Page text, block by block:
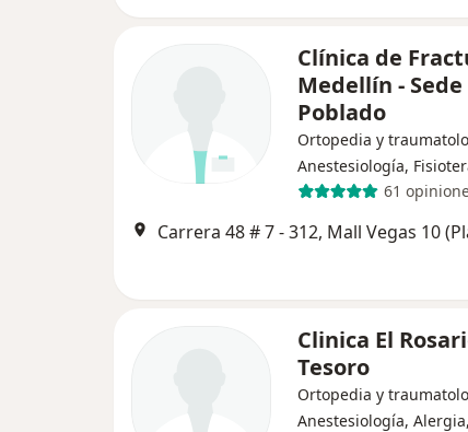
Clínica de
Medellín - Sede
Poblado
Ortopedia y
Anestesiología,
61
Clinica El
Tesoro
Ortopedia y
Anestesiología,